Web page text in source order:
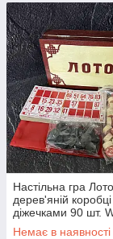
Настільна гра
дерев'яній
діжечками 90 шт.
24x10x7,5см)
Немає в наявності